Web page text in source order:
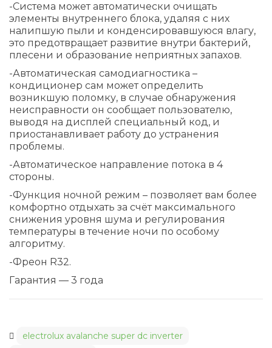
-Система может автоматически очищать
элементы внутреннего блока, удаляя с них
налипшую пыли и конденсировавшуюся влагу,
это предотвращает развитие внутри бактерий,
плесени и образование неприятных запахов.
-Автоматическая самодиагностика –
кондиционер сам может определить
возникшую поломку, в случае обнаружения
неисправности он сообщает пользователю,
выводя на дисплей специальный код, и
приостанавливает работу до устранения
проблемы.
-Автоматическое направление потока в 4
стороны.
-Функция ночной режим – позволяет вам более
комфортно отдыхать за счёт максимального
снижения уровня шума и регулирования
температуры в течение ночи по особому
алгоритму.
-Фреон R32.
Гарантия — 3 года
electrolux avalanche super dc inverter